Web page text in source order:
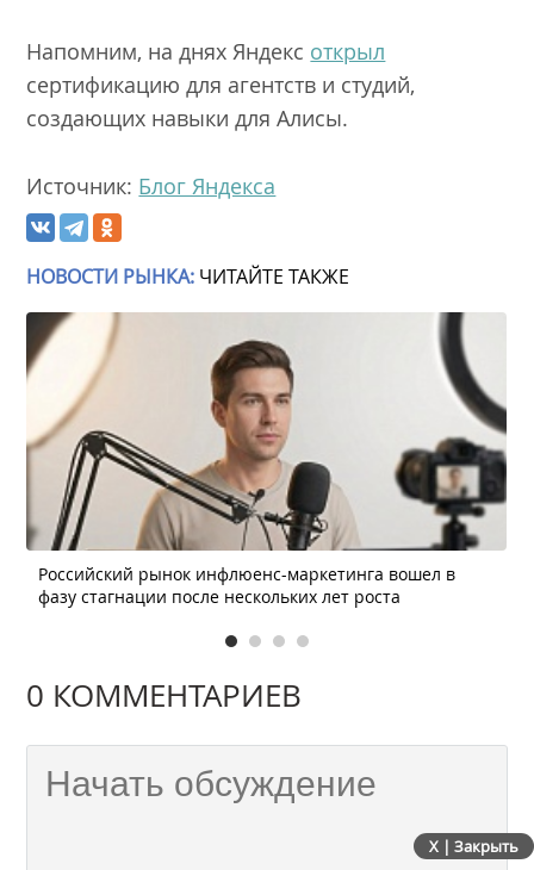
Напомним, на днях Яндекс открыл
сертификацию для агентств и студий,
создающих навыки для Алисы.
Источник: Блог Яндекса
НОВОСТИ РЫНКА: ЧИТАЙТЕ ТАКЖЕ
Российский рынок инфлюенс-маркетинга вошел в
фазу стагнации после нескольких лет роста
0 КОММЕНТАРИЕВ
X | Закрыть